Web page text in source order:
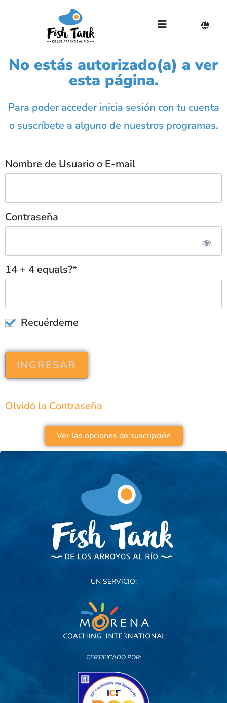
No estás autorizado(a) a ver
esta página.
Para poder acceder inicia sesión con tu cuenta
o suscríbete a alguno de nuestros programas.
Nombre de Usuario o E-mail
Contraseña
14 + 4 equals?*
Recuérdeme
Olvidó la Contraseña
Ver las opciones de suscripción
UN SERVICIO:
CERTIFICADO POR: